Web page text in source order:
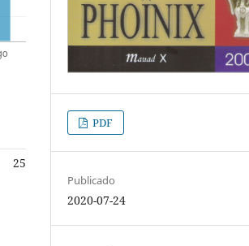
25
PDF
Publicado
2020-07-24